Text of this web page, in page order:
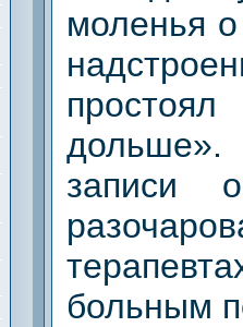
моленья
дольше».
записи
больным